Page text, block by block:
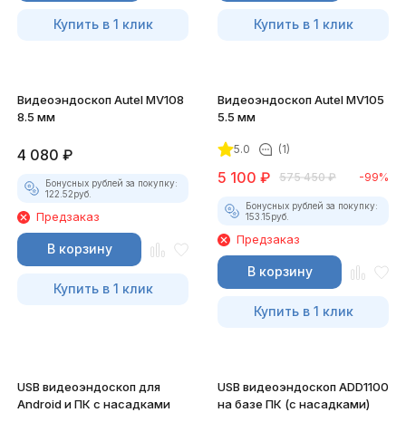
Купить в 1 клик Купить в 1 клик
Видеоэндоскоп Autel MV108
8.5 мм
4 080 ₽
Бонусных рублей за покупку:
122.52руб.
Предзаказ
В корзину
Купить в 1 клик
Видеоэндоскоп Autel MV105
5.5 мм
5.0 (1)
5 100 ₽ 575 450 ₽ -99%
Бонусных рублей за покупку:
153.15руб.
Предзаказ
В корзину
Купить в 1 клик
USB видеоэндоскоп для
Android и ПК с насадками
USB видеоэндоскоп ADD1100
на базе ПК (с насадками)